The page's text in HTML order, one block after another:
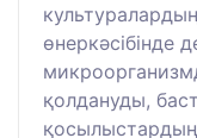
өнеркәсібінде
қолдануды,
қосылыстардың